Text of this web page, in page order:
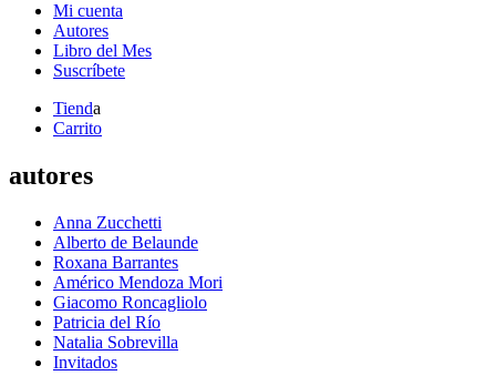
Mi cuenta
Autores
Libro del Mes
Suscríbete
Tienda
Carrito
autores
Anna Zucchetti
Alberto de Belaunde
Roxana Barrantes
Américo Mendoza Mori
Giacomo Roncagliolo
Patricia del Río
Natalia Sobrevilla
Invitados